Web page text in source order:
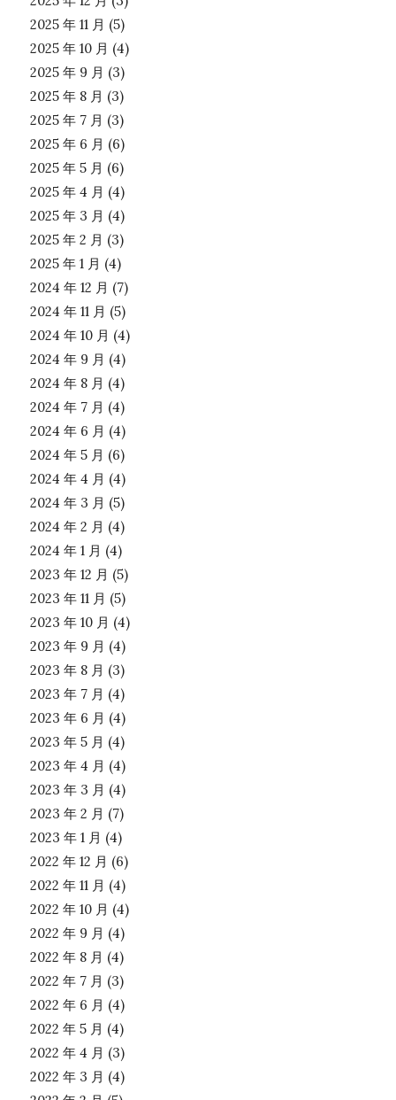
2025 年 11 月 (5)
2025 年 10 月 (4)
2025 年 9 月 (3)
2025 年 8 月 (3)
2025 年 7 月 (3)
2025 年 6 月 (6)
2025 年 5 月 (6)
2025 年 4 月 (4)
2025 年 3 月 (4)
2025 年 2 月 (3)
2025 年 1 月 (4)
2024 年 12 月 (7)
2024 年 11 月 (5)
2024 年 10 月 (4)
2024 年 9 月 (4)
2024 年 8 月 (4)
2024 年 7 月 (4)
2024 年 6 月 (4)
2024 年 5 月 (6)
2024 年 4 月 (4)
2024 年 3 月 (5)
2024 年 2 月 (4)
2024 年 1 月 (4)
2023 年 12 月 (5)
2023 年 11 月 (5)
2023 年 10 月 (4)
2023 年 9 月 (4)
2023 年 8 月 (3)
2023 年 7 月 (4)
2023 年 6 月 (4)
2023 年 5 月 (4)
2023 年 4 月 (4)
2023 年 3 月 (4)
2023 年 2 月 (7)
2023 年 1 月 (4)
2022 年 12 月 (6)
2022 年 11 月 (4)
2022 年 10 月 (4)
2022 年 9 月 (4)
2022 年 8 月 (4)
2022 年 7 月 (3)
2022 年 6 月 (4)
2022 年 5 月 (4)
2022 年 4 月 (3)
2022 年 3 月 (4)